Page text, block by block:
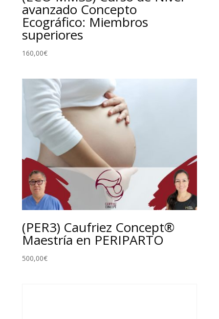
avanzado Concepto
Ecográfico: Miembros
superiores
160,00€
(PER3) Caufriez Concept®
Maestría en PERIPARTO
500,00€